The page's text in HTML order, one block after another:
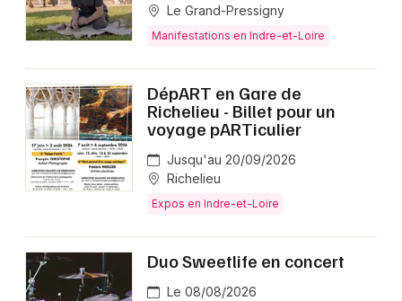
Le Grand-Pressigny
Manifestations en Indre-et-Loire
DépART en Gare de
Richelieu - Billet pour un
voyage pARTiculier
Jusqu'au 20/09/2026
Richelieu
Expos en Indre-et-Loire
Duo Sweetlife en concert
Le 08/08/2026